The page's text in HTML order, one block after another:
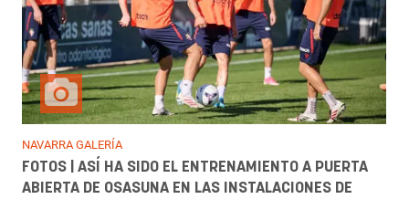
NAVARRA GALERÍA
FOTOS | ASÍ HA SIDO EL ENTRENAMIENTO A PUERTA
ABIERTA DE OSASUNA EN LAS INSTALACIONES DE